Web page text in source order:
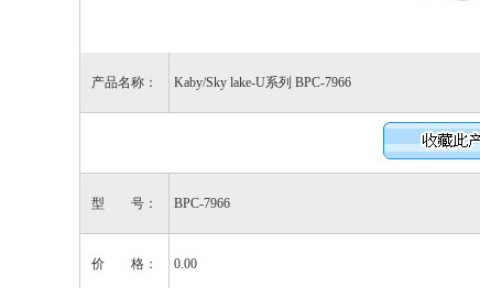
产品名称： Kaby/Sky lake-U系列 BPC-7966
型 号： BPC-7966
价 格： 0.00